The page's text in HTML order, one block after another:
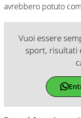
avrebbero potuto
Vuoi essere
sport, risultati